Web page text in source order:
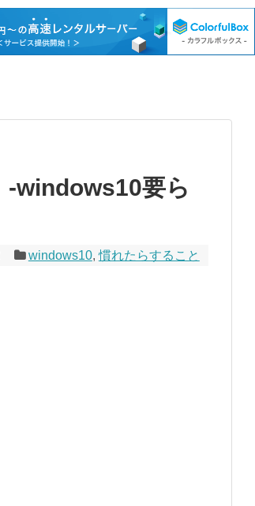
要ら
windows10,慣れたらすること